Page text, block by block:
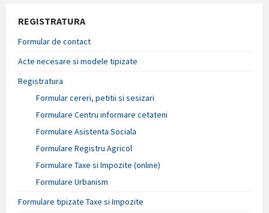
REGISTRATURA
Formular de contact
Acte necesare si modele tipizate
Registratura
Formular cereri, petitii si sesizari
Formulare Centru informare cetateni
Formulare Asistenta Sociala
Formulare Registru Agricol
Formulare Taxe si Impozite (online)
Formulare Urbanism
Formulare tipizate Taxe si Impozite